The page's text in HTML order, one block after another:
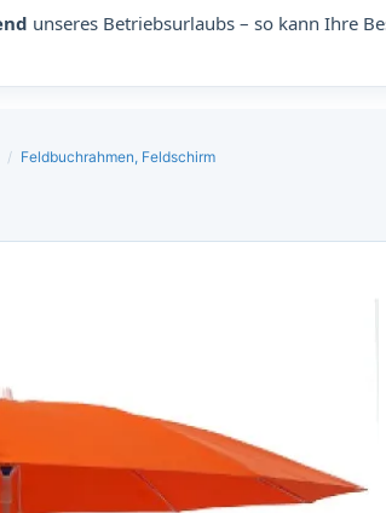
unseres Betriebsurlaubs – so kann Ihre
/ Feldbuchrahmen, Feldschirm